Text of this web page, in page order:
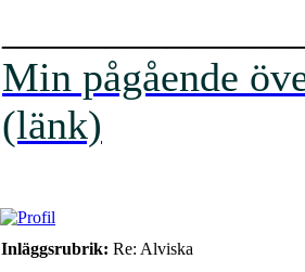
Min pågående
(länk)
Inläggsrubrik: Re: Alviska